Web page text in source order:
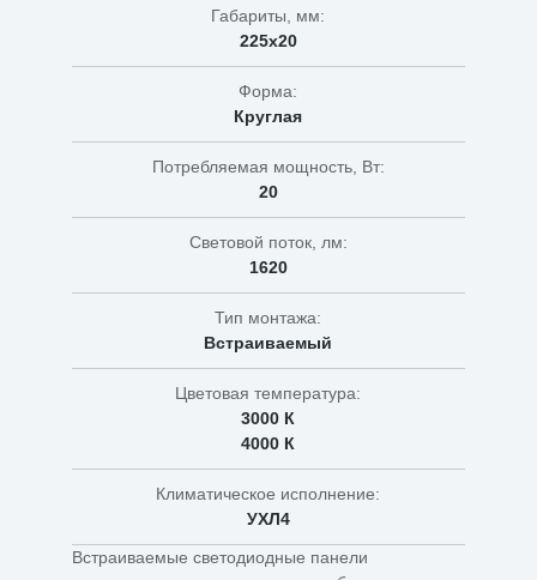
Габариты, мм:
225х20
Форма:
Круглая
Потребляемая мощность, Вт:
20
Световой поток, лм:
1620
Тип монтажа:
Встраиваемый
Цветовая температура:
3000 К
4000 К
Климатическое исполнение:
УХЛ4
Встраиваемые светодиодные панели